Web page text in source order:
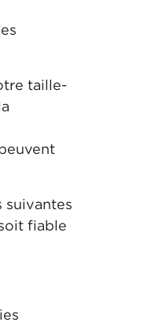
taille-
suivantes
fiable